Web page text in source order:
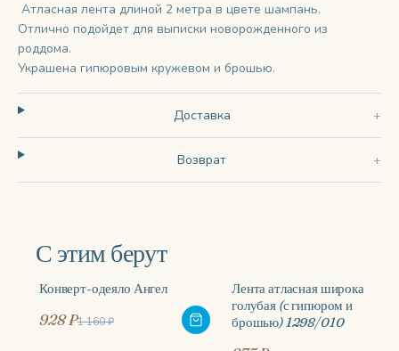
Атласная лента длиной 2 метра в цвете шампань.
Отлично подойдет для выписки новорожденного из
роддома.
Украшена гипюровым кружевом и брошью.
Доставка
Возврат
С этим берут
-20%
Конверт-одеяло Ангел
928 ₽1 160 ₽
Лента атласная широкая,
голубая (с гипюром и
брошью) 1298/010